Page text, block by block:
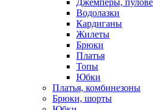
Джемперы,
Водолазки
Кардиганы
Жилеты
Брюки
Платья
Топы
Юбки
Платья, комбинезоны
Брюки, шорты